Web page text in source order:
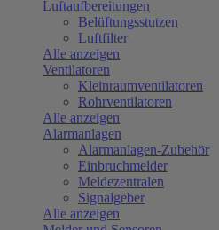
Luftaufbereitungen
Belüftungsstutzen
Luftfilter
Alle anzeigen
Ventilatoren
Kleinraumventilatoren
Rohrventilatoren
Alle anzeigen
Alarmanlagen
Alarmanlagen-Zubehör
Einbruchmelder
Meldezentralen
Signalgeber
Alle anzeigen